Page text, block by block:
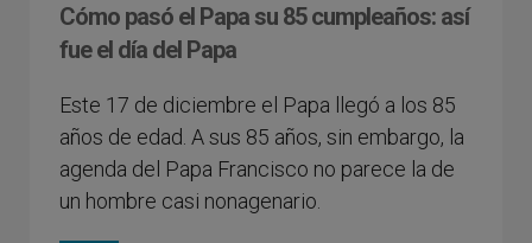
Cómo pasó el Papa su 85 cumpleaños: así
fue el día del Papa
Este 17 de diciembre el Papa llegó a los 85
años de edad. A sus 85 años, sin embargo, la
agenda del Papa Francisco no parece la de
un hombre casi nonagenario.